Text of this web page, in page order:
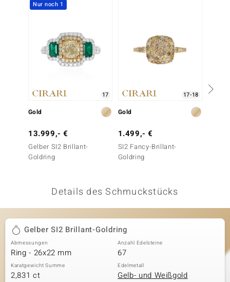
BY DE MELO
Collection
Nur noch 1
17
Gold
13.999,- €
Gelber SI2 Brillant-
Goldring
17-18
Gold
1.499,- €
SI2 Fancy-Brillant-
Goldring
Details des Schmuckstücks
Gelber SI2 Brillant-Goldring
Abmessungen
Ring - 26x22 mm
Anzahl Edelsteine
67
Karatgewicht Summe
2,831 ct
Edelmetall
Gelb- und Weißgold